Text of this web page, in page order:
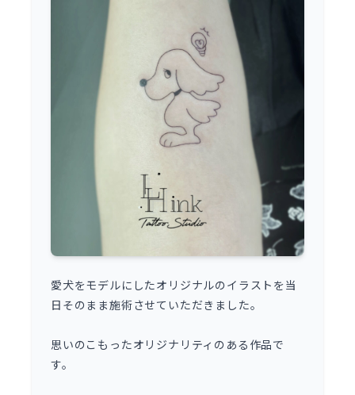
愛犬をモデルにしたオリジナルのイラストを当
日そのまま施術させていただきました。
思いのこもったオリジナリティのある作品で
す。